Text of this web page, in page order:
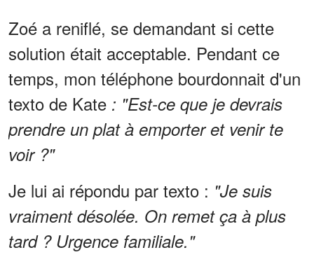
Zoé a reniflé, se demandant si cette
solution était acceptable. Pendant ce
temps, mon téléphone bourdonnait d'un
texto de Kate : "Est-ce que je devrais
prendre un plat à emporter et venir te
voir ?"
Je lui ai répondu par texto : "Je suis
vraiment désolée. On remet ça à plus
tard ? Urgence familiale."